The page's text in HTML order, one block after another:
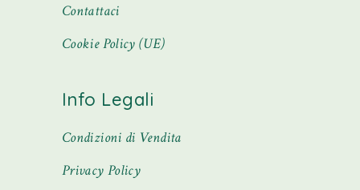
Contattaci
Cookie Policy (UE)
Info Legali
Condizioni di Vendita
Privacy Policy